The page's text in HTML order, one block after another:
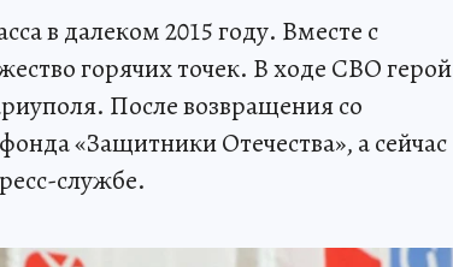
в далеком 2015 году. Вместе с
горячих точек. В ходе СВО герой
После возвращения со
«Защитники Отечества», а сейчас
службе.